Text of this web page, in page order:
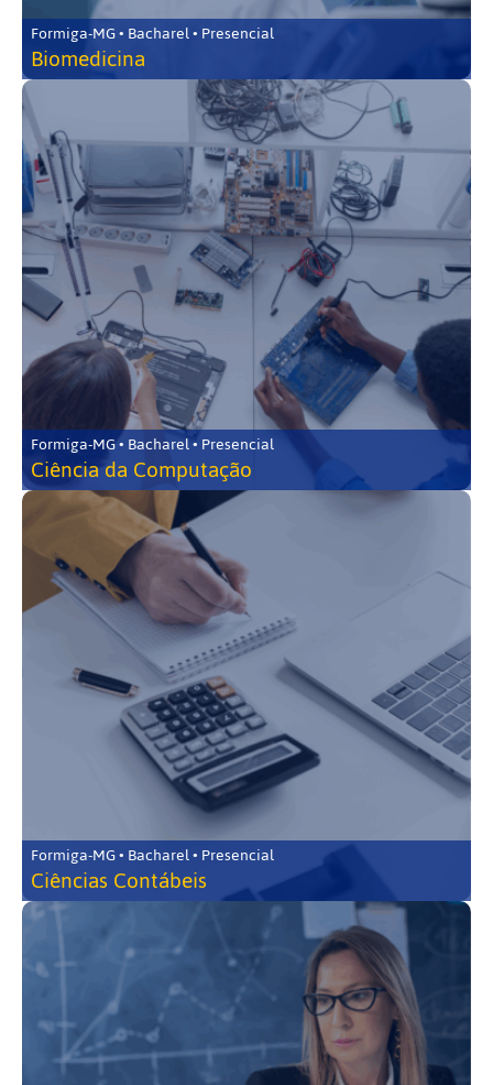
Formiga-MG • Bacharel • Presencial
Biomedicina
Formiga-MG • Bacharel • Presencial
Ciência da Computação
Formiga-MG • Bacharel • Presencial
Ciências Contábeis